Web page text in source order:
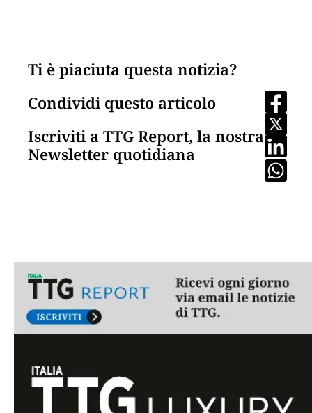
Ti è piaciuta questa notizia?
Condividi questo articolo
Iscriviti a TTG Report, la nostra
Newsletter quotidiana